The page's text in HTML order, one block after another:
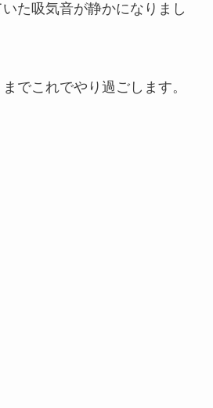
た吸気音が静かになりまし
でこれでやり過ごします。